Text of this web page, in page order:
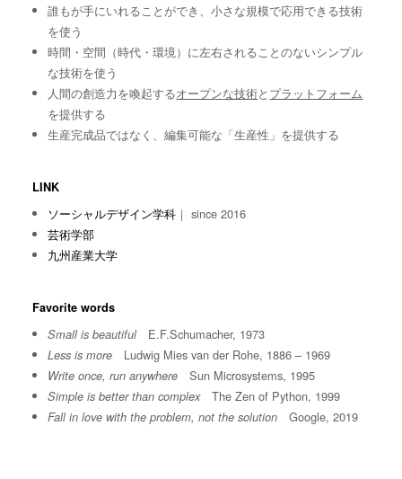
誰もが手にいれることができ、小さな規模で応用できる技術
を使う
時間・空間（時代・環境）に左右されることのないシンプル
な技術を使う
人間の創造力を喚起するオープンな技術と プラットフォーム
を提供する
生産完成品ではなく、編集可能な「生産性」を提供する
LINK
ソーシャルデザイン学科 ｜ since 2016
芸術学部
九州産業大学
Favorite words
Small is beautifulE.F.Schumacher, 1973
Less is more Ludwig Mies van der Rohe, 1886 – 1969
Write once, run anywhere Sun Microsystems, 1995
Simple is better than complexThe Zen of Python, 1999
Fall in love with the problem, not the solution Google, 2019